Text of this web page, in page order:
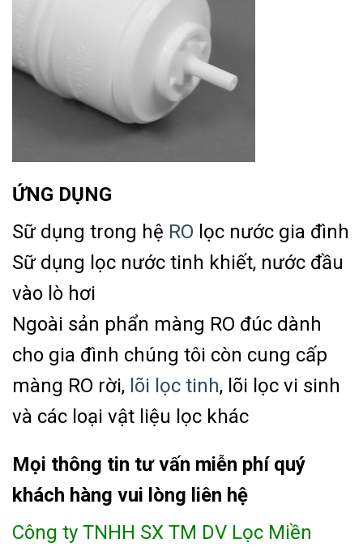
ỨNG DỤNG
Sữ dụng trong hệ RO lọc nước gia đình
Sữ dụng lọc nước tinh khiết, nước đầu
vào lò hơi
Ngoài sản phẩn màng RO đúc dành
cho gia đình chúng tôi còn cung cấp
màng RO rời, lõi lọc tinh, lõi lọc vi sinh
và các loại vật liệu lọc khác
Mọi thông tin tư vấn miễn phí quý
khách hàng vui lòng liên hệ
Công ty TNHH SX TM DV Lọc Miền